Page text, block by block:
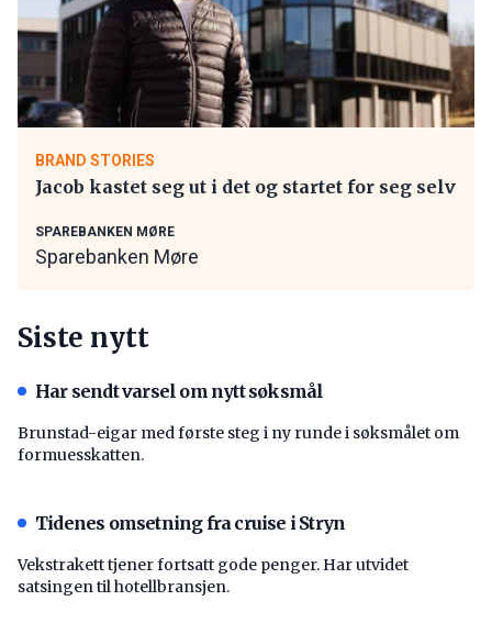
BRAND STORIES
Jacob kastet seg ut i det og startet for seg selv
SPAREBANKEN MØRE
Sparebanken Møre
Siste nytt
Har sendt varsel om nytt søksmål
Brunstad-eigar med første steg i ny runde i søksmålet om
formuesskatten.
Tidenes omsetning fra cruise i Stryn
Vekstrakett tjener fortsatt gode penger. Har utvidet
satsingen til hotellbransjen.